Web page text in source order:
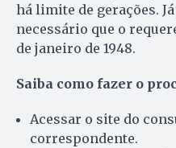
há limite de gerações.
necessário que o
de janeiro de 1948.
Saiba como fazer o
Acessar o site do
correspondente.